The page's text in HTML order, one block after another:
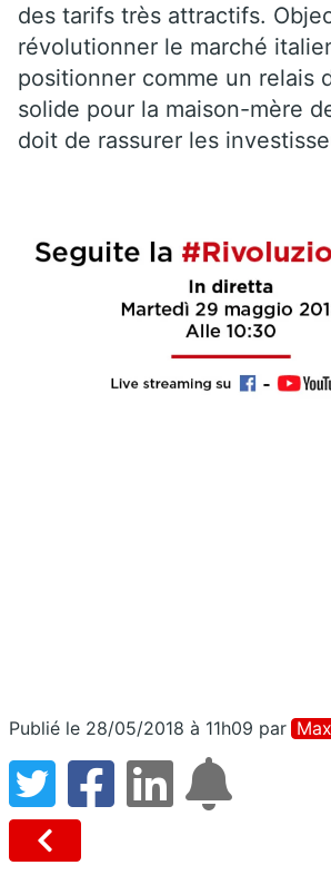
des tarifs très attractifs.
révolutionner le marché
positionner comme un relais
solide pour la maison-mère
doit de rassurer les
Publié le 28/05/2018 à 11h09 par